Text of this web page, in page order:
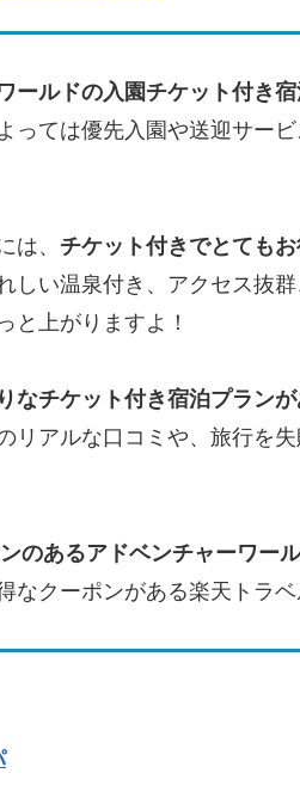
ールドの入園チケット付き
っては優先入園や送迎サー
は、 チケット付きでとても
しい温泉付き、アクセス抜
と上がりますよ！
なチケット付き宿泊プラン
リアルな口コミや、旅行を
のあるアドベンチャーワー
クーポンがある楽天トラベ